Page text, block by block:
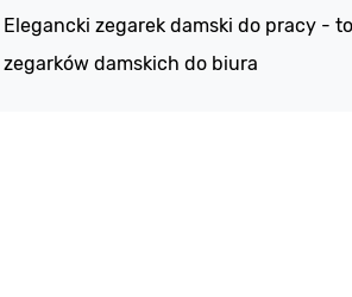
Elegancki zegarek damski do pracy -
zegarków damskich do biura